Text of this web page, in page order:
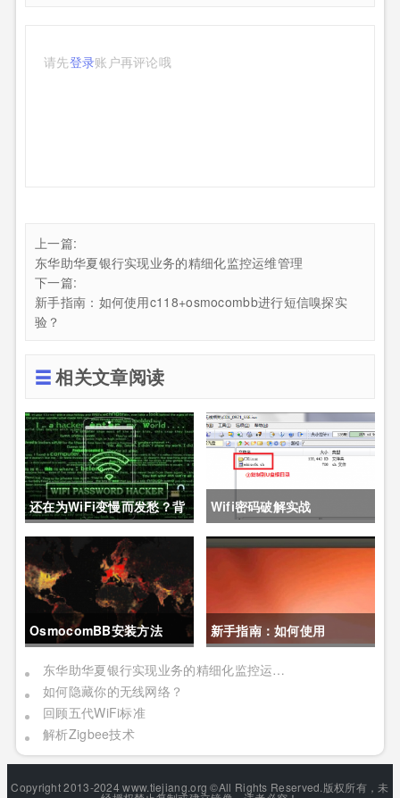
请先登录账户再评论哦
上一篇:
东华助华夏银行实现业务的精细化监控运维管理
下一篇:
新手指南：如何使用c118+osmocombb进行短信嗅探实
验？
相关文章阅读
还在为WiFi变慢而发愁？背
后有这五大坑
Wifi密码破解实战
OsmocomBB安装方法
新手指南：如何使用
c118+osmocombb进行短
东华助华夏银行实现业务的精细化监控运维管理
如何隐藏你的无线网络？
回顾五代WiFi标准
解析Zigbee技术
Copyright 2013-2024 www.tiejiang.org ©All Rights Reserved.版权所有，未